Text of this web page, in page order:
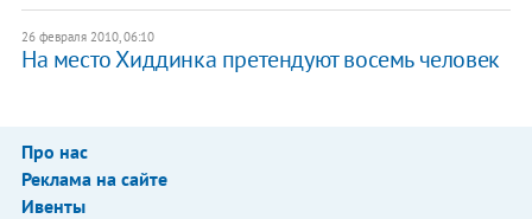
26 февраля 2010, 06:10
На место Хиддинка претендуют восемь человек
Про нас
Реклама на сайте
Ивенты